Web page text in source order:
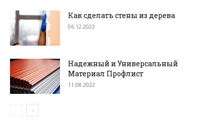
Как сделать стены из дерева
06.12.2023
Надежный и Универсальный
Материал Профлист
11.08.2022